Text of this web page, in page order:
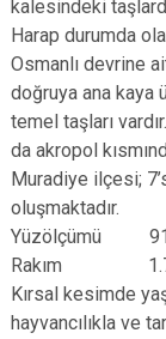
kalesindeki
Harap durumda
Osmanlı devrine
doğruya ana kaya
temel taşları
da akropol
Muradiye ilçesi;
oluşmaktadır.
Yüzölçümü
Rakım
Kırsal kesimde
hayvancılıkla ve